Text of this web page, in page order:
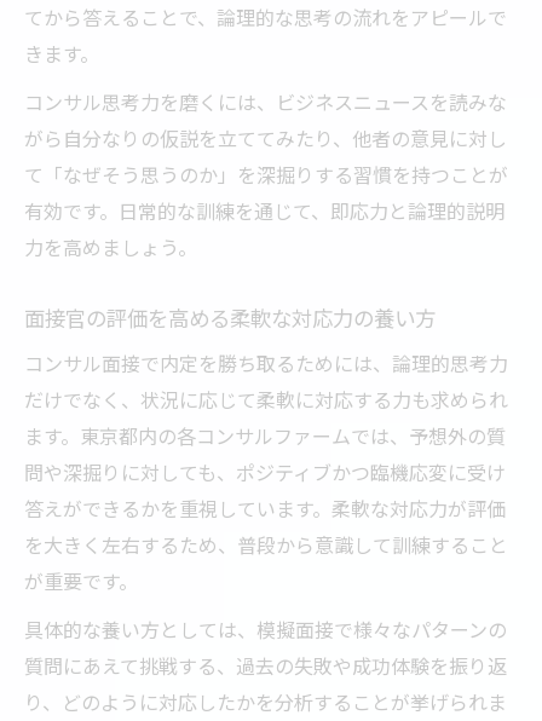
てから答えることで、論理的な思考の流れをアピールで
きます。
コンサル思考力を磨くには、ビジネスニュースを読みな
がら自分なりの仮説を立ててみたり、他者の意見に対し
て「なぜそう思うのか」を深掘りする習慣を持つことが
有効です。日常的な訓練を通じて、即応力と論理的説明
力を高めましょう。
面接官の評価を高める柔軟な対応力の養い方
コンサル面接で内定を勝ち取るためには、論理的思考力
だけでなく、状況に応じて柔軟に対応する力も求められ
ます。東京都内の各コンサルファームでは、予想外の質
問や深掘りに対しても、ポジティブかつ臨機応変に受け
答えができるかを重視しています。柔軟な対応力が評価
を大きく左右するため、普段から意識して訓練すること
が重要です。
具体的な養い方としては、模擬面接で様々なパターンの
質問にあえて挑戦する、過去の失敗や成功体験を振り返
り、どのように対応したかを分析することが挙げられま